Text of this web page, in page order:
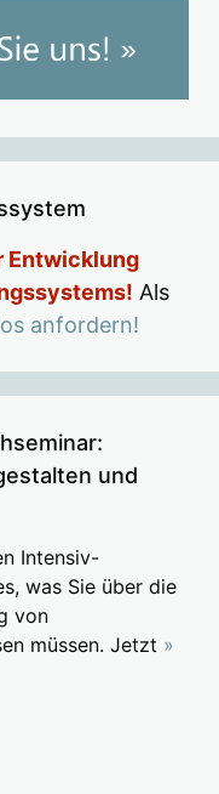
Entwicklung
Als
anfordern!
und
Intensiv-
was Sie über die
von
müssen. Jetzt »